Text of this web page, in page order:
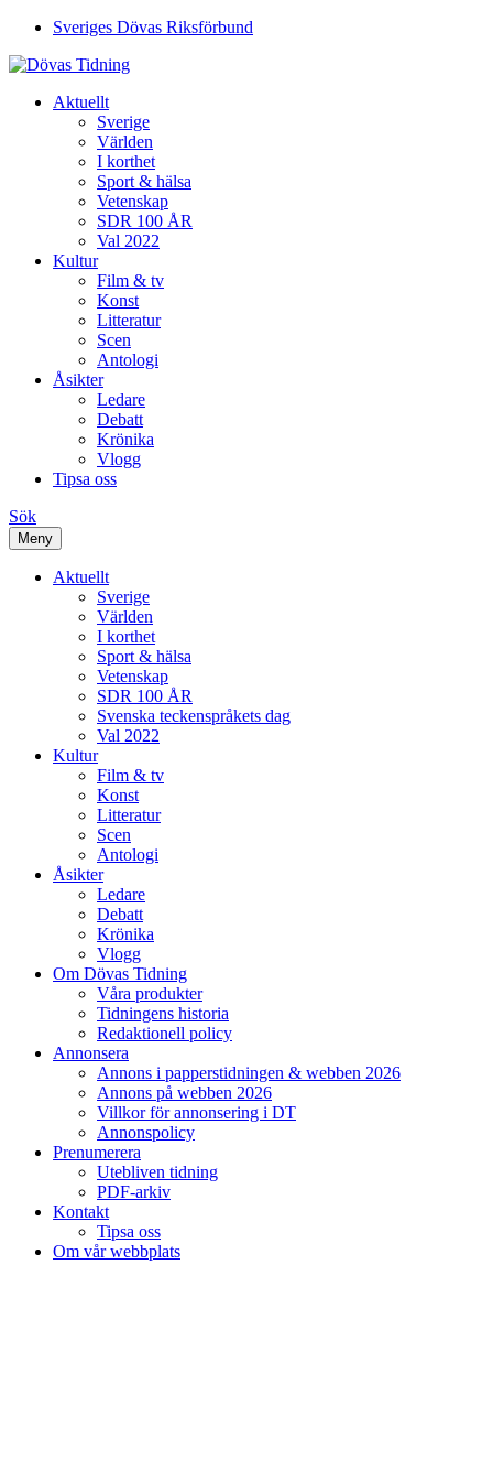
Sveriges Dövas Riksförbund
Aktuellt
Sverige
Världen
I korthet
Sport & hälsa
Vetenskap
SDR 100 ÅR
Val 2022
Kultur
Film & tv
Konst
Litteratur
Scen
Antologi
Åsikter
Ledare
Debatt
Krönika
Vlogg
Tipsa oss
Sök
Meny
Aktuellt
Sverige
Världen
I korthet
Sport & hälsa
Vetenskap
SDR 100 ÅR
Svenska teckenspråkets dag
Val 2022
Kultur
Film & tv
Konst
Litteratur
Scen
Antologi
Åsikter
Ledare
Debatt
Krönika
Vlogg
Om Dövas Tidning
Våra produkter
Tidningens historia
Redaktionell policy
Annonsera
Annons i papperstidningen & webben 2026
Annons på webben 2026
Villkor för annonsering i DT
Annonspolicy
Prenumerera
Utebliven tidning
PDF-arkiv
Kontakt
Tipsa oss
Om vår webbplats